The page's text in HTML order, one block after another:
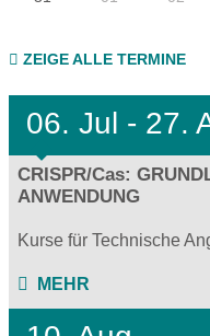
ZEIGE ALLE TERMINE
06. Jul - 27.
CRISPR/Cas:
ANWENDUNG
Kurse für Technische
MEHR